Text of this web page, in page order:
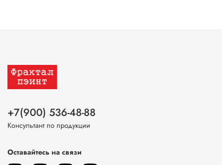
+7(900) 536-48-88
Консультант по продукции
Оставайтесь на связи